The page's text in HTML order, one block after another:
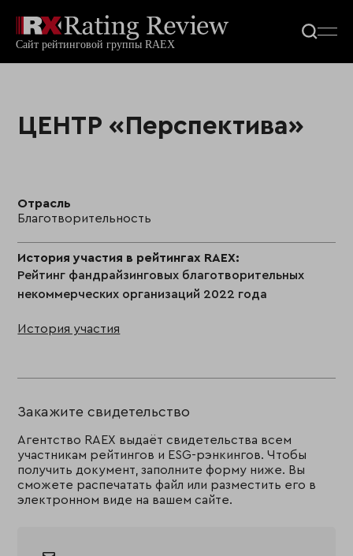
ЦЕНТР «Перспектива»
Отрасль
Благотворительность
История участия в рейтингах RAEX:
Рейтинг фандрайзинговых благотворительных
некоммерческих организаций 2022 года
История участия
Закажите свидетельство
Агентство RAEX выдаёт свидетельства всем
участникам рейтингов и ESG-рэнкингов. Чтобы
получить документ, заполните форму ниже. Вы
сможете распечатать файл или разместить его в
электронном виде на вашем сайте.